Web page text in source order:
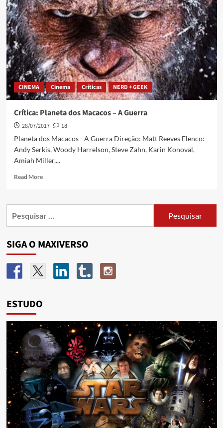
CINEMA Cinema Críticas NERD + GEEK
Crítica: Planeta dos Macacos – A Guerra
28/07/2017
18
Planeta dos Macacos - A Guerra Direção: Matt Reeves Elenco:
Andy Serkis, Woody Harrelson, Steve Zahn, Karin Konoval,
Amiah Miller,...
Read More
SIGA O MAXIVERSO
ESTUDO